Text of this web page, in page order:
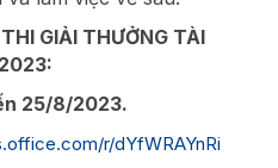
GIẢI THƯỞNG TÀI
25/8/2023.
r/dYfWRAYnRi